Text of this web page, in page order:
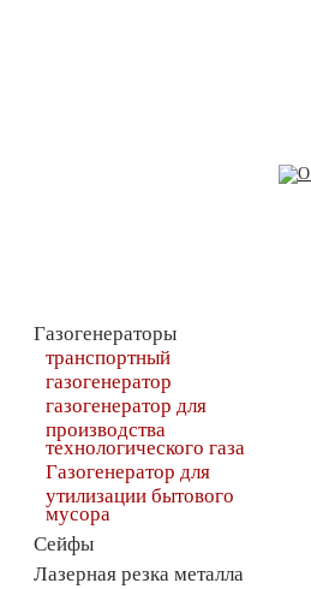
Газогенераторы
транспортный
газогенератор
газогенератор для
производства
технологического газа
Газогенератор для
утилизации бытового
мусора
Сейфы
Лазерная резка металла